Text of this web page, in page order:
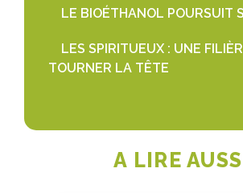
LE BIOÉTHANOL POURSUIT
LES SPIRITUEUX : UNE
TOURNER LA TÊTE
A LIRE